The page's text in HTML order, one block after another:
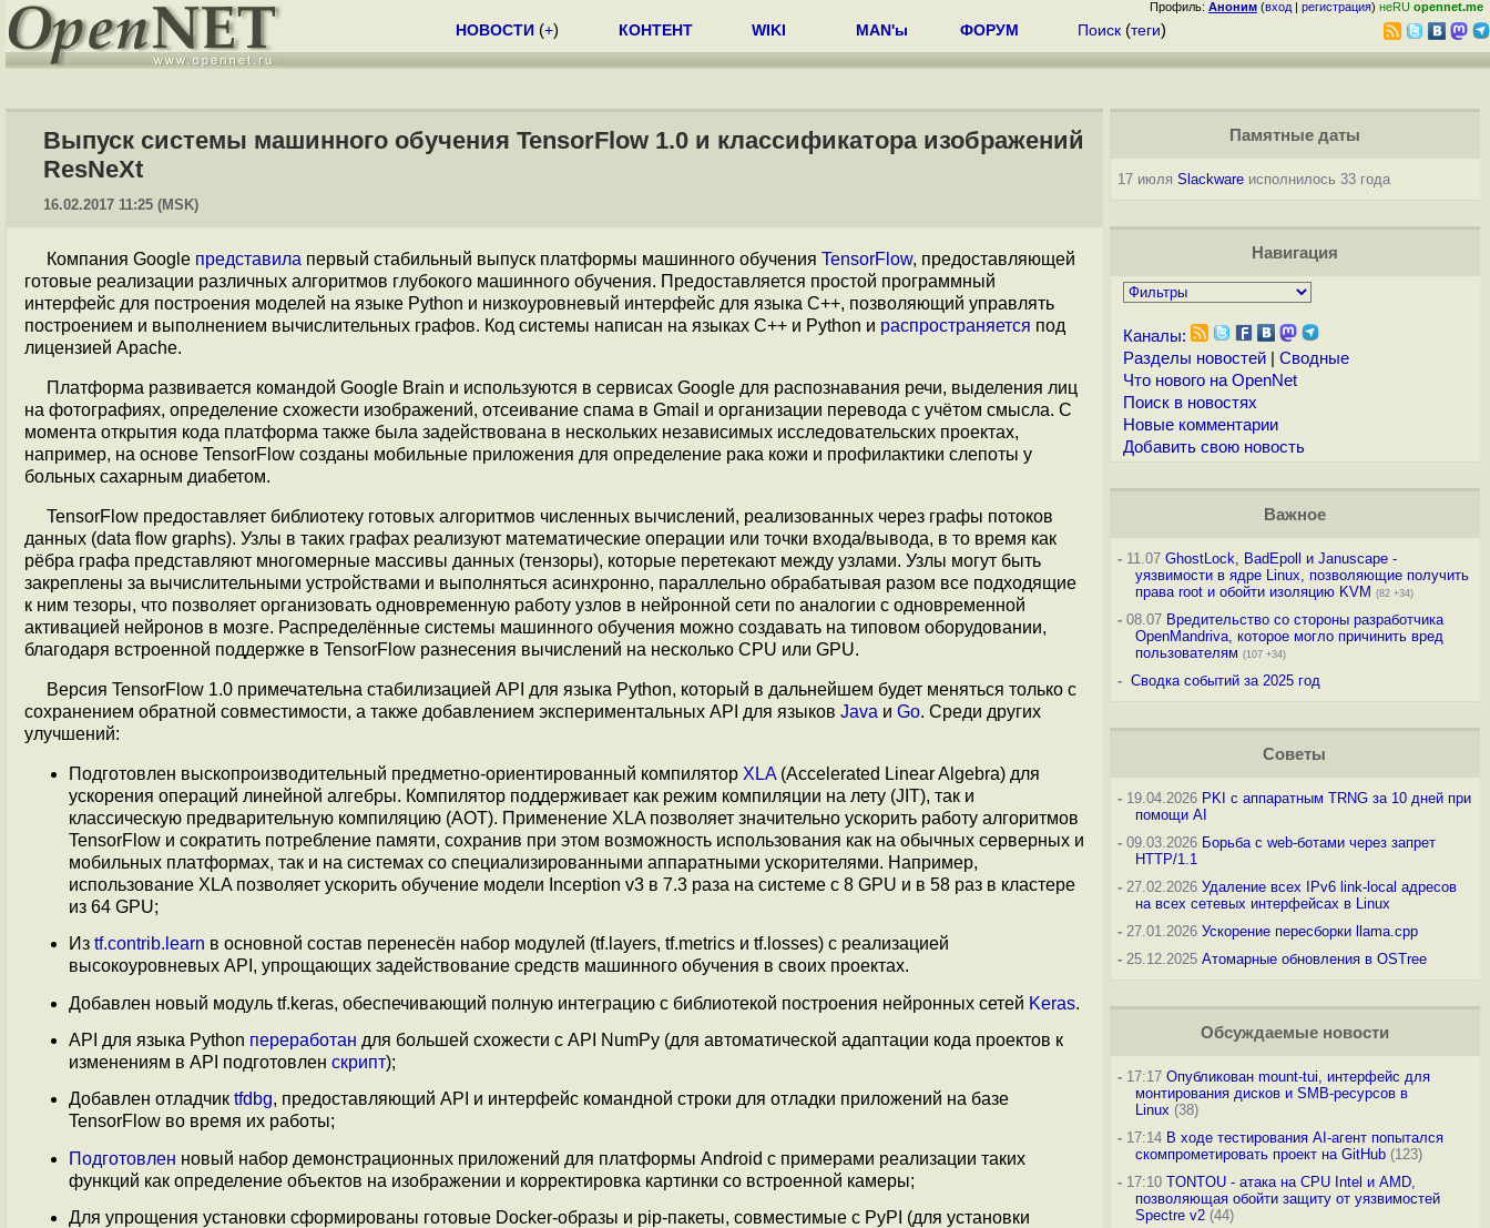
Профиль: Аноним (вход | регистрация) неRU opennet.me
НОВОСТИ (+) КОНТЕНТ WIKI MAN'ы ФОРУМ Поиск (теги)
Выпуск системы машинного обучения TensorFlow 1.0 и классификатора изображений
ResNeXt
16.02.2017 11:25 (MSK)
Компания Google представила первый стабильный выпуск платформы машинного обучения TensorFlow, предоставляющей
готовые реализации различных алгоритмов глубокого машинного обучения. Предоставляется простой программный
интерфейс для построения моделей на языке Python и низкоуровневый интерфейс для языка С++, позволяющий управлять
построением и выполнением вычислительных графов. Код системы написан на языках С++ и Python и распространяется под
лицензией Apache.
Платформа развивается командой Google Brain и используются в сервисах Google для распознавания речи, выделения лиц
на фотографиях, определение схожести изображений, отсеивание спама в Gmail и организации перевода с учётом смысла. С
момента открытия кода платформа также была задействована в нескольких независимых исследовательских проектах,
например, на основе TensorFlow созданы мобильные приложения для определение рака кожи и профилактики слепоты у
больных сахарным диабетом.
TensorFlow предоставляет библиотеку готовых алгоритмов численных вычислений, реализованных через графы потоков
данных (data flow graphs). Узлы в таких графах реализуют математические операции или точки входа/вывода, в то время как
рёбра графа представляют многомерные массивы данных (тензоры), которые перетекают между узлами. Узлы могут быть
закреплены за вычислительными устройствами и выполняться асинхронно, параллельно обрабатывая разом все подходящие
к ним тезоры, что позволяет организовать одновременную работу узлов в нейронной сети по аналогии с одновременной
активацией нейронов в мозге. Распределённые системы машинного обучения можно создавать на типовом оборудовании,
благодаря встроенной поддержке в TensorFlow разнесения вычислений на несколько CPU или GPU.
Версия TensorFlow 1.0 примечательна стабилизацией API для языка Python, который в дальнейшем будет меняться только с
сохранением обратной совместимости, а также добавлением экспериментальных API для языков Java и Go. Среди других
улучшений:
Подготовлен выскопроизводительный предметно-ориентированный компилятор XLA (Accelerated Linear Algebra) для
ускорения операций линейной алгебры. Компилятор поддерживает как режим компиляции на лету (JIT), так и
классическую предварительную компиляцию (AOT). Применение XLA позволяет значительно ускорить работу алгоритмов
TensorFlow и сократить потребление памяти, сохранив при этом возможность использования как на обычных серверных и
мобильных платформах, так и на системах со специализированными аппаратными ускорителями. Например,
использование XLA позволяет ускорить обучение модели Inception v3 в 7.3 раза на системе с 8 GPU и в 58 раз в кластере
из 64 GPU;
Из tf.contrib.learn в основной состав перенесён набор модулей (tf.layers, tf.metrics и tf.losses) c реализацией
высокоуровневых API, упрощающих задействование средств машинного обучения в своих проектах.
Добавлен новый модуль tf.keras, обеспечивающий полную интеграцию с библиотекой построения нейронных сетей Keras.
API для языка Python переработан для большей схожести с API NumPy (для автоматической адаптации кода проектов к
изменениям в API подготовлен скрипт);
Добавлен отладчик tfdbg, предоставляющий API и интерфейс командной строки для отладки приложений на базе
TensorFlow во время их работы;
Подготовлен новый набор демонстрационных приложений для платформы Android с примерами реализации таких
функций как определение объектов на изображении и корректировка картинки со встроенной камеры;
Для упрощения установки сформированы готовые Docker-образы и pip-пакеты, совместимые с PyPI (для установки
Памятные даты
17 июля Slackwareисполнилось 33 года
Навигация
Каналы:
Разделы новостей| Сводные
Что нового на OpenNet
Поиск в новостях
Новые комментарии
Добавить свою новость
Важное
-11.07 GhostLock, BadEpoll и Januscape -
уязвимости в ядре Linux, позволяющие получить
права root и обойти изоляцию KVM (82 +34)
-08.07 Вредительство со стороны разработчика
OpenMandriva, которое могло причинить вред
пользователям (107 +34)
- Сводка событий за 2025 год
Советы
-19.04.2026 PKI с аппаратным TRNG за 10 дней при
помощи AI
-09.03.2026 Борьба с web-ботами через запрет
HTTP/1.1
-27.02.2026 Удаление всех IPv6 link-local адресов
на всех сетевых интерфейсах в Linux
-27.01.2026 Ускорение пересборки llama.cpp
-25.12.2025 Атомарные обновления в OSTree
Обсуждаемые новости
-17:17 Опубликован mount-tui, интерфейс для
монтирования дисков и SMB-ресурсов в
Linux (38)
-17:14 В ходе тестирования AI-агент попытался
скомпрометировать проект на GitHub(123)
-17:10 TONTOU - атака на CPU Intel и AMD,
позволяющая обойти защиту от уязвимостей
Spectre v2(44)